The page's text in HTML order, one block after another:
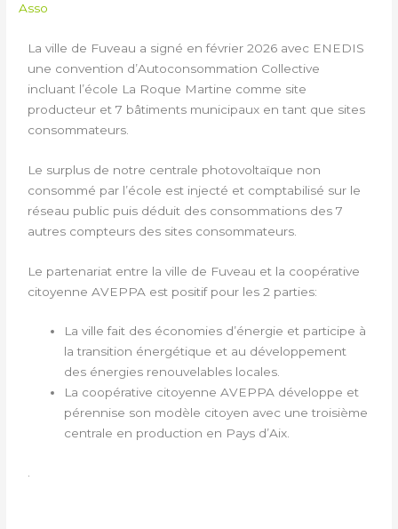
Asso
La ville de Fuveau a signé en février 2026 avec ENEDIS
une convention d’Autoconsommation Collective
incluant l’école La Roque Martine comme site
producteur et 7 bâtiments municipaux en tant que sites
consommateurs.
Le surplus de notre centrale photovoltaïque non
consommé par l’école est injecté et comptabilisé sur le
réseau public puis déduit des consommations des 7
autres compteurs des sites consommateurs.
Le partenariat entre la ville de Fuveau et la coopérative
citoyenne AVEPPA est positif pour les 2 parties:
La ville fait des économies d’énergie et participe à
la transition énergétique et au développement
des énergies renouvelables locales.
La coopérative citoyenne AVEPPA développe et
pérennise son modèle citoyen avec une troisième
centrale en production en Pays d’Aix.